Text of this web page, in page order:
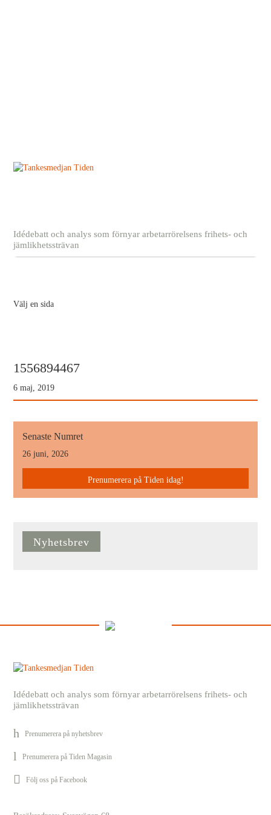
Idédebatt och analys som förnyar arbetarrörelsens frihets- och
jämlikhetssträvan
Välj en sida
1556894467
6 maj, 2019
Senaste Numret
26 juni, 2026
Prenumerera på Tiden idag!
Nyhetsbrev
Idédebatt och analys som förnyar arbetarrörelsens frihets- och
jämlikhetssträvan
Prenumerera på nyhetsbrev
Prenumerera på Tiden Magasin
Följ oss på Facebook